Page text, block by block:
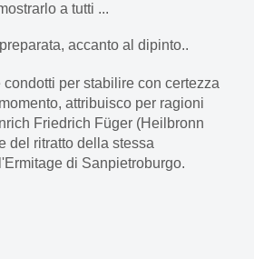
a tutti ...
accanto al dipinto..
per stabilire con certezza
attribuisco per ragioni
Friedrich Füger (Heilbronn
del ritratto della stessa
di Sanpietroburgo.